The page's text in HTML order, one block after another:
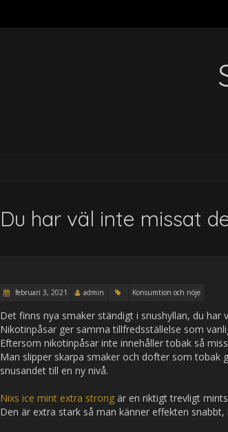
Du har väl inte missat
februari 3, 2021 admin Konsumtion och nöje
Det finns nya smaker ständigt i snushyllan, du
Nikotinpåsar ger samma tillfredsställelse som
Eftersom nikotinpåsar inte innehåller tobak så
Man slipper skarpa smaker och dofter som
snusandet till en ny nivå.
Nixs ice mint extra strong är en riktigt trevligt
Den är extra stark så man känner effekten